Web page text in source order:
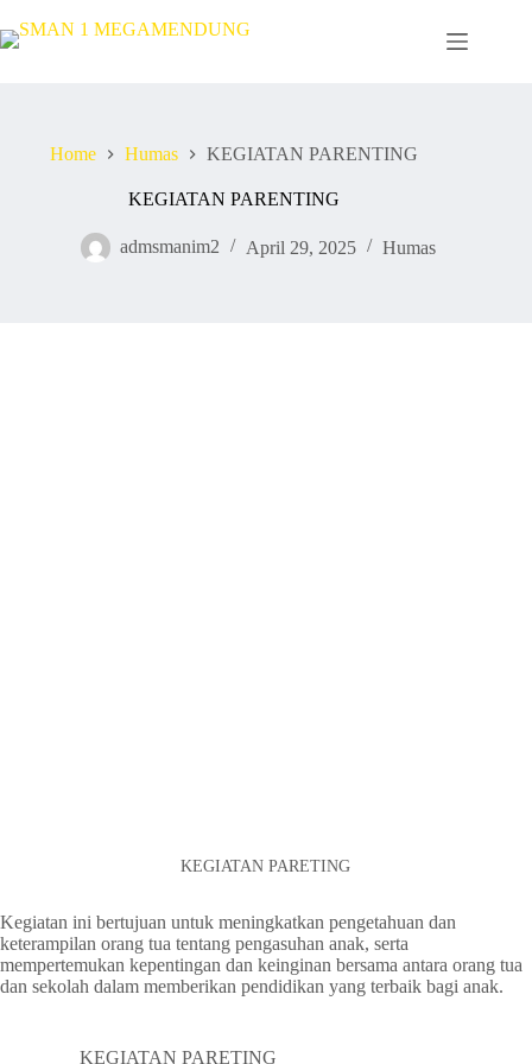
to
content
Home Humas KEGIATAN PARENTING
KEGIATAN PARENTING
admsmanim2 April 29, 2025 Humas
KEGIATAN PARETING
Kegiatan ini bertujuan untuk meningkatkan pengetahuan dan
keterampilan orang tua tentang pengasuhan anak, serta
mempertemukan kepentingan dan keinginan bersama antara orang tua
dan sekolah dalam memberikan pendidikan yang terbaik bagi anak.
KEGIATAN PARETING